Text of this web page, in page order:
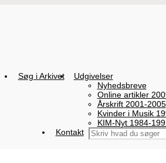
Søg i Arkivet
Udgivelser
Nyhedsbreve
Online artikler
Årskrift 2001-2005
Kvinder i Musik
KIM-Nyt 1984-
Kontakt